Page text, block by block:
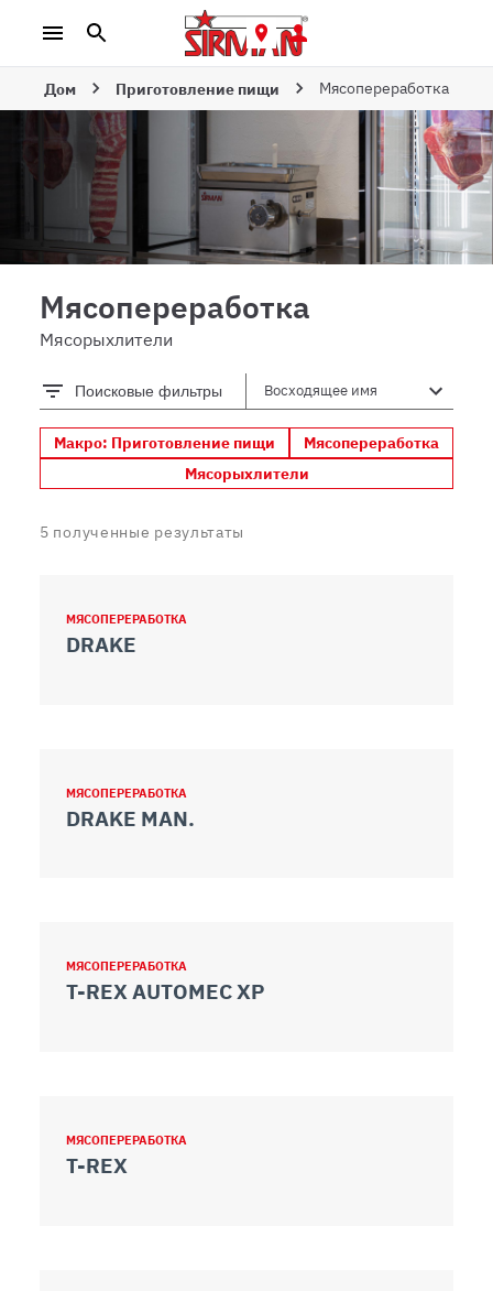
Дом Приготовление пищи Мясопереработка
Мясопереработка
Мясорыхлители
Поисковые фильтры
Макро: Приготовление пищи
Мясопереработка
Мясорыхлители
5 полученные результаты
МЯСОПЕРЕРАБОТКА
DRAKE
МЯСОПЕРЕРАБОТКА
DRAKE MAN.
МЯСОПЕРЕРАБОТКА
T-REX AUTOMEC XP
МЯСОПЕРЕРАБОТКА
T-REX